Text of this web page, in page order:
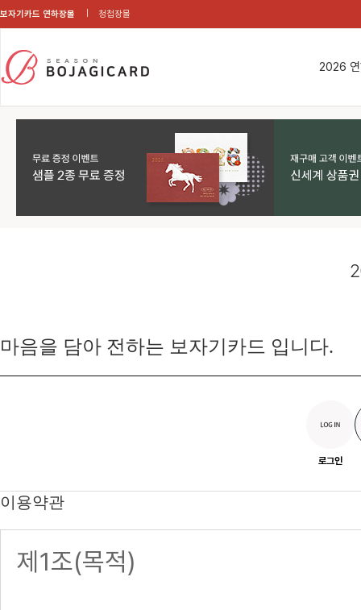
보자기카드 연하장몰 청첩장몰
2026
마음을 담아 전하는 보자기카드 입니다.
로그인
이용약관